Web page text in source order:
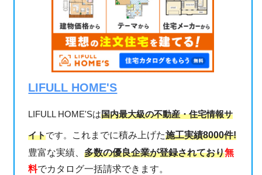
LIFULL HOME'S
LIFULL HOME'Sは国内最大級の不動産・住宅情報サ
イトです。 これまでに積み上げた施工実績8000件!
豊富な実績、多数の優良企業が登録されており無
料でカタログ一括請求できます。